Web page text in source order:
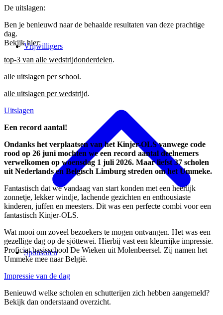
Vrijwilligers
Sponsoren
De uitslagen:
Ben je benieuwd naar de behaalde resultaten van deze prachtige
dag.
Bekijk hier:
top-3 van alle wedstrijdonderdelen.
alle uitslagen per school.
alle uitslagen per wedstrijd.
Uitslagen
Een record aantal!
Ondanks het verplaatsen van het Kinjer-OLS vanwege code
rood op 26 juni mochten we een record aantal deelnemers
verwelkomen op woensdag 1 juli 2026. Maar liefst 37 scholen
uit Nederlands en Belgisch Limburg streden om het Ummeke.
Fantastisch dat we vandaag van start konden met een heerlijk
zonnetje, lekker windje, lachende gezichten en enthousiaste
kinderen, juffen en meesters. Dit was een perfecte combi voor een
fantastisch Kinjer-OLS.
Wat mooi om zoveel bezoekers te mogen ontvangen. Het was een
gezellige dag op de sjöttewei. Hierbij vast een kleurrijke impressie.
Proficiat basisschool De Wieken uit Molenbeersel. Zij namen het
Ummeke mee naar België.
Impressie van de dag
Benieuwd welke scholen en schutterijen zich hebben aangemeld?
Bekijk dan onderstaand overzicht.